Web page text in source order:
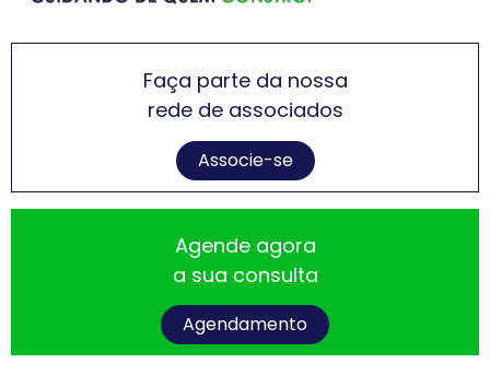
Faça parte da nossa
rede de associados
Associe-se
Agende agora
a sua consulta
Agendamento